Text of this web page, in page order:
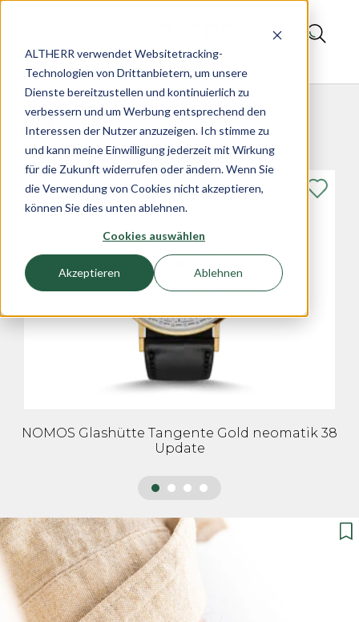
ALTHERR verwendet Websitetracking-
Technologien von Drittanbietern, um unsere
Dienste bereitzustellen und kontinuierlich zu
verbessern und um Werbung entsprechend den
Interessen der Nutzer anzuzeigen. Ich stimme zu
und kann meine Einwilligung jederzeit mit Wirkung
für die Zukunft widerrufen oder ändern. Wenn Sie
die Verwendung von Cookies nicht akzeptieren,
können Sie dies unten ablehnen.
Cookies auswählen
Akzeptieren Ablehnen
Magazin
Produkte im Artikel
NOMOS Glashütte Tangente Gold neomatik 38
Update